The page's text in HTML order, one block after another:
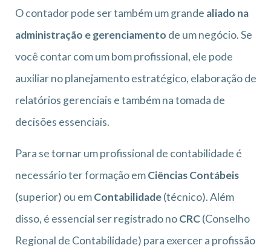
O contador pode ser também um grande aliado na
administração e gerenciamento de um negócio. Se
você contar com um bom profissional, ele pode
auxiliar no planejamento estratégico, elaboração de
relatórios gerenciais e também na tomada de
decisões essenciais.
Para se tornar um profissional de contabilidade é
necessário ter formação emCiências Contábeis
(superior) ou emContabilidade(técnico). Além
disso, é essencial ser registrado noCRC(Conselho
Regional de Contabilidade) para exercer a profissão